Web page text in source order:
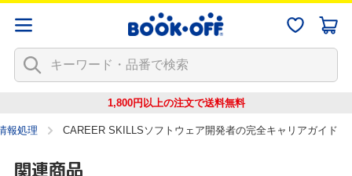
1,800円以上の注文で送料無料
報処理 CAREER SKILLSソフトウェア開発者の完全キャリアガイド
関連商品